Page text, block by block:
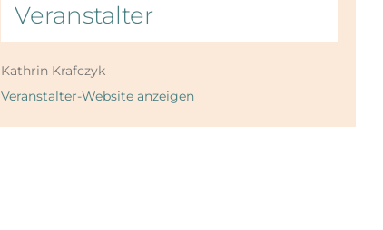
Veranstalter
Kathrin Krafczyk
Veranstalter-Website anzeigen